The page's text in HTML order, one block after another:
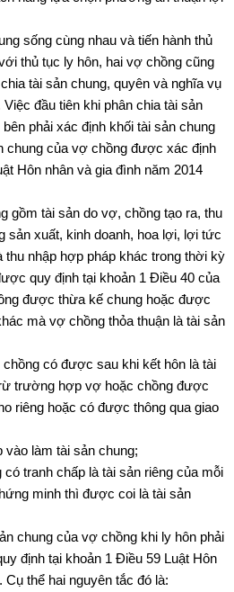
sống cùng nhau và tiến hành thủ
thủ tục ly hôn, hai vợ chồng cũng
tài sản chung, quyên và nghĩa vụ
đầu tiên khi phân chia tài sản
phải xác định khối tài sản chung
chung của vợ chồng được xác định
Hôn nhân và gia đình năm 2014
gồm tài sản do vợ, chồng tạo ra, thu
sản xuất, kinh doanh, hoa lợi, lợi tức
thu nhập hợp pháp khác trong thời kỳ
quy định tại khoản 1 Điều 40 của
được thừa kế chung hoặc được
mà vợ chồng thỏa thuận là tài sản
có được sau khi kết hôn là tài
trường hợp vợ hoặc chồng được
riêng hoặc có được thông qua giao
làm tài sản chung;
tranh chấp là tài sản riêng của mỗi
minh thì được coi là tài sản
chung của vợ chồng khi ly hôn phải
định tại khoản 1 Điều 59 Luật Hôn
thể hai nguyên tắc đó là: